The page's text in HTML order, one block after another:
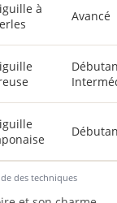
des techniques
à
Avancé